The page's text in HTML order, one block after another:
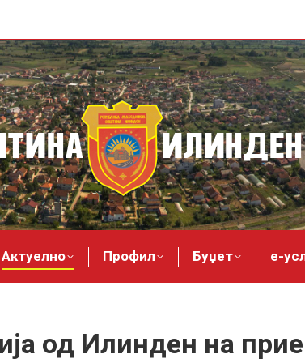
Актуелно Профил Буџет е-
од Илинден на